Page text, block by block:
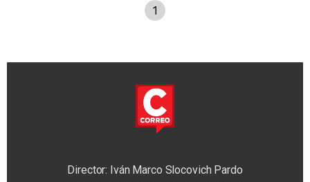
1
Director: Iván Marco Slocovich Pardo